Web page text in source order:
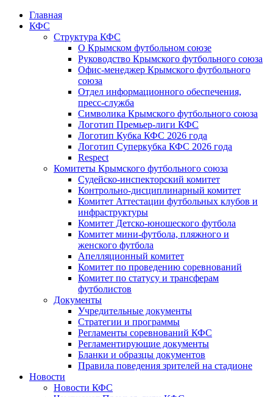
Главная
КФС
Структура КФС
О Крымском футбольном союзе
Руководство Крымского футбольного союза
Офис-менеджер Крымского футбольного
союза
Отдел информационного обеспечения,
пресс-служба
Символика Крымского футбольного союза
Логотип Премьер-лиги КФС
Логотип Кубка КФС 2026 года
Логотип Суперкубка КФС 2026 года
Respect
Комитеты Крымского футбольного союза
Судейско-инспекторский комитет
Контрольно-дисциплинарный комитет
Комитет Аттестации футбольных клубов и
инфраструктуры
Комитет Детско-юношеского футбола
Комитет мини-футбола, пляжного и
женского футбола
Апелляционный комитет
Комитет по проведению соревнований
Комитет по статусу и трансферам
футболистов
Документы
Учредительные документы
Стратегии и программы
Регламенты соревнований КФС
Регламентирующие документы
Бланки и образцы документов
Правила поведения зрителей на стадионе
Новости
Новости КФС